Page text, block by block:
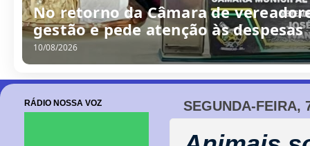
Jogador barroquense se machuca
socorrido pelo Águia Resgate
08/08/2026
SEGUNDA-FEIRA,
RÁDIO NOSSA VOZ